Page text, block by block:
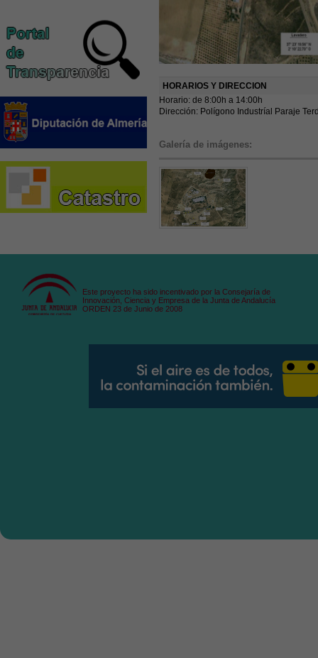
HORARIOS Y DIRECCION
Horario: de 8:00h a 14:00h
Dirección: Polígono Industríal Paraje
Galería de imágenes:
Este proyecto ha sido incentivado por la Consejaría de
Innovación, Ciencia y Empresa de la Junta de Andalucía
ORDEN 23 de Junio de 2008